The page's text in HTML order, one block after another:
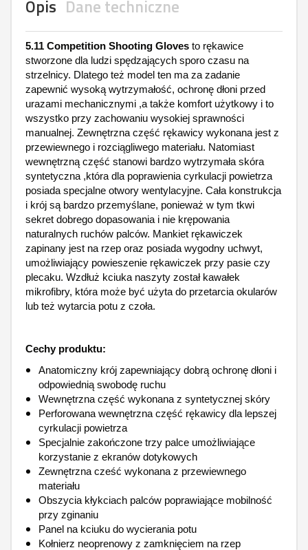
Opis Dane techniczne
5.11 Competition Shooting Gloves to rękawice
stworzone dla ludzi spędzających sporo czasu na
strzelnicy. Dlatego też model ten ma za zadanie
zapewnić wysoką wytrzymałość, ochronę dłoni przed
urazami mechanicznymi ,a także komfort użytkowy i to
wszystko przy zachowaniu wysokiej sprawności
manualnej. Zewnętrzna część rękawicy wykonana jest z
przewiewnego i rozciągliwego materiału. Natomiast
wewnętrzną część stanowi bardzo wytrzymała skóra
syntetyczna ,która dla poprawienia cyrkulacji powietrza
posiada specjalne otwory wentylacyjne. Cała konstrukcja
i krój są bardzo przemyślane, ponieważ w tym tkwi
sekret dobrego dopasowania i nie krępowania
naturalnych ruchów palców. Mankiet rękawiczek
zapinany jest na rzep oraz posiada wygodny uchwyt,
umożliwiający powieszenie rękawiczek przy pasie czy
plecaku. Wzdłuż kciuka naszyty został kawałek
mikrofibry, która może być użyta do przetarcia okularów
lub też wytarcia potu z czoła.
Cechy produktu:
Anatomiczny krój zapewniający dobrą ochronę dłoni i
odpowiednią swobodę ruchu
Wewnętrzna część wykonana z syntetycznej skóry
Perforowana wewnętrzna część rękawicy dla lepszej
cyrkulacji powietrza
Specjalnie zakończone trzy palce umożliwiające
korzystanie z ekranów dotykowych
Zewnętrzna cześć wykonana z przewiewnego
materiału
Obszycia kłykciach palców poprawiające mobilność
przy zginaniu
Panel na kciuku do wycierania potu
Kołnierz neoprenowy z zamknięciem na rzep